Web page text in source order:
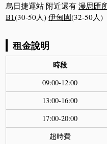
烏日捷運站 附近還有漫思匯
B1(30-50人)伊甸園(32-50人)
租金說明
時段
09:00-12:00
13:00-16:00
17:00-20:00
超時費